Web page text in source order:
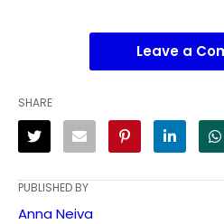
Leave a
SHARE
PUBLISHED BY
Anna Neiva